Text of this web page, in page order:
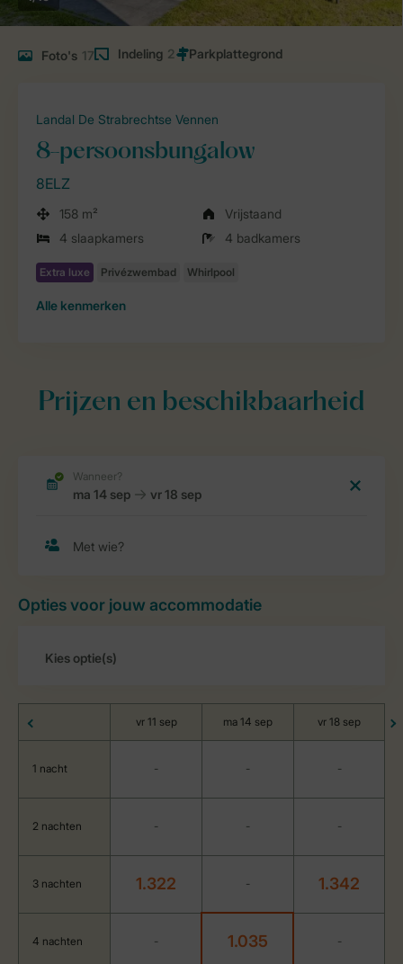
Foto's 17 Indeling 2
Landal De Strabrechtse Vennen
8-persoonsbungalow
8ELZ
158 m²
Vrijstaand
4 slaapkamers
4 badkamers
Alle kenmerken
Prijzen en beschikbaarheid
Opties voor jouw accommodatie
vr 11 sep ma 14 sep vr 18 sep
1 nacht - - -
2 nachten - - -
3 nachten 1.322 - 1.342
4 nachten - 1.035 -